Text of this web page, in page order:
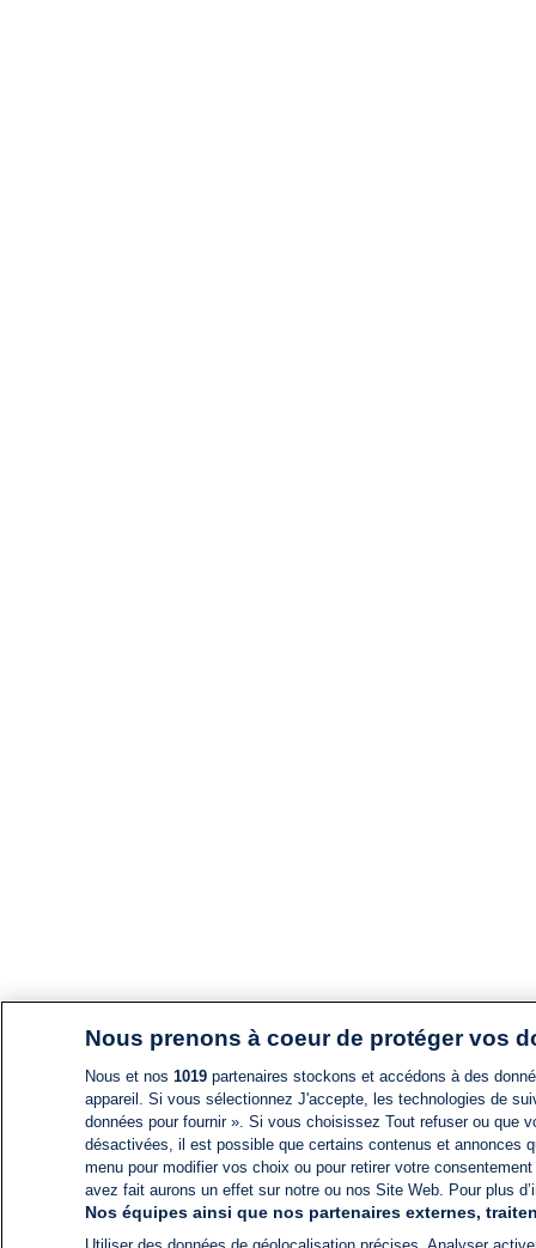
Nous prenons à coeur de protéger vos
Nous et nos 1019partenaires stockons et accédons à des
appareil. Si vous sélectionnez J'accepte, les technologies de
données pour fournir ». Si vous choisissez Tout refuser ou
désactivées, il est possible que certains contenus et annonces
menu pour modifier vos choix ou pour retirer votre
avez fait aurons un effet sur notre ou nos Site Web. Pour plus
Nos équipes ainsi que nos partenaires externes,